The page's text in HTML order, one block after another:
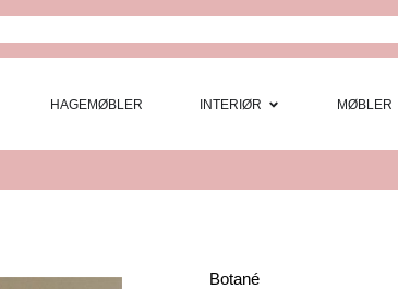
HAGEMØBLER INTERIØR Open
MØBLER
Botané